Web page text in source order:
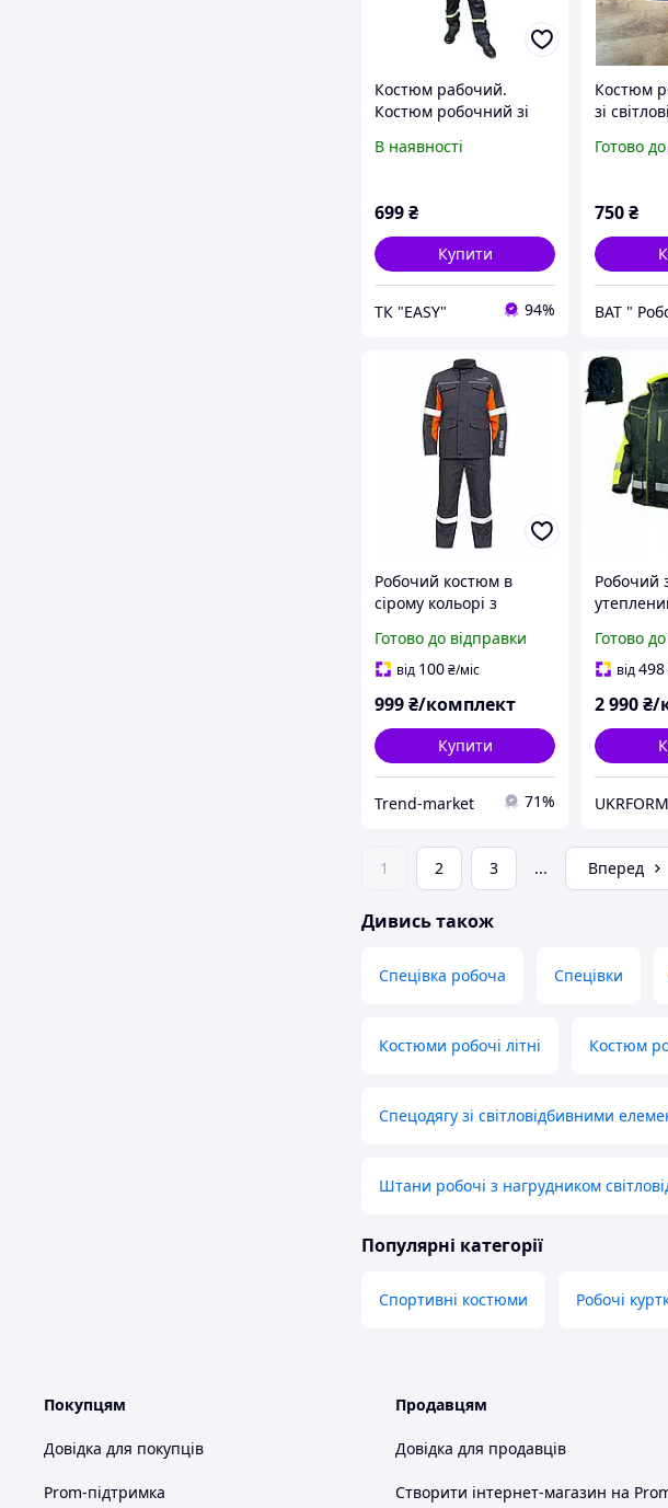
Костюм рабочий.
Костюм робочний зі
вставками сіро-
Мітал.
В наявності
699₴
Купити
ТК "EASY" 94%
Костюм
зі
Готово
750₴
Робочий костюм в
сірому кольорі з
вставками та
світловідбиваючими
Готово до відправки
від 100₴/міс
999₴/комплект
Купити
Trend-market 71%
Робочий
Classwork
Готово
від498
2 990₴/
UKRFORM
1 2 3 ... Вперед
Дивись також
Спецівка робоча Спецівки
Костюми робочі літні Костюм
Спецодягу зі світловідбивними
Штани робочі з нагрудником
Популярні категорії
Спортивні костюми Робочі
Покупцям
Довідка для покупців
Prom-підтримка
Продавцям
Довідка для продавців
Створити інтернет-магазин на